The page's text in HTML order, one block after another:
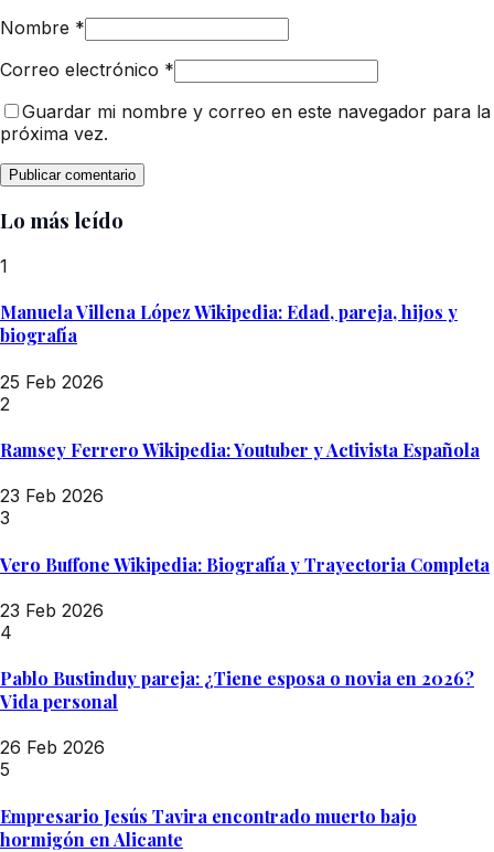
Nombre *
Correo electrónico *
Guardar mi nombre y correo en este navegador para la
próxima vez.
Lo más leído
1
Manuela Villena López Wikipedia: Edad, pareja, hijos y
biografía
25 Feb 2026
2
Ramsey Ferrero Wikipedia: Youtuber y Activista Española
23 Feb 2026
3
Vero Buffone Wikipedia: Biografía y Trayectoria Completa
23 Feb 2026
4
Pablo Bustinduy pareja: ¿Tiene esposa o novia en 2026?
Vida personal
26 Feb 2026
5
Empresario Jesús Tavira encontrado muerto bajo
hormigón en Alicante